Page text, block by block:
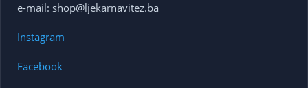
e-mail: shop@ljekarnavitez.ba
Instagram
Facebook